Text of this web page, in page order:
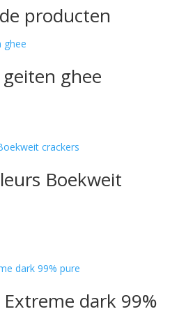
producten
geiten ghee
Boekweit
dark 99%